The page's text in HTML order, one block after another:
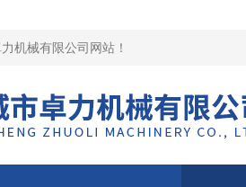
机械有限公司网站 ！